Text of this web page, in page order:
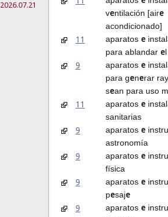
2026.07.21
ventilación [aire
acondicionado]
11 aparatos e
para ablandar e
9 aparatos e
para generar
sean para uso
11 aparatos e
sanitarias
9 aparatos e
astronomía
9 aparatos e
física
9 aparatos e
pesaje
9
aparatos e